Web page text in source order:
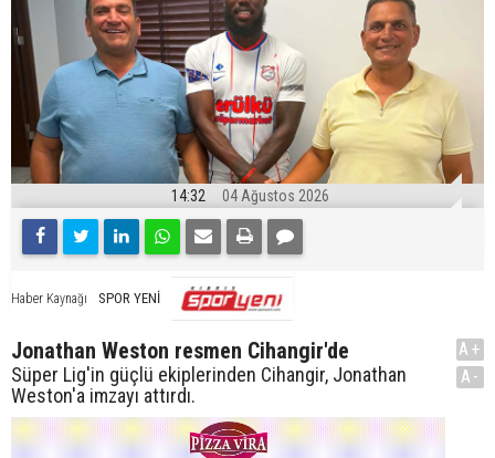
14:32 04 Ağustos 2026
Haber Kaynağı SPOR YENİ
Jonathan Weston resmen Cihangir'de
Süper Lig'in güçlü ekiplerinden Cihangir, Jonathan
Weston'a imzayı attırdı.
A+
A-